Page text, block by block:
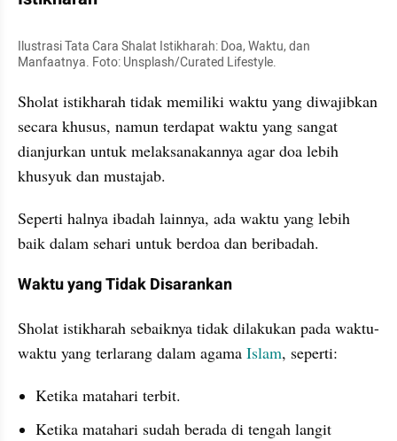
Ilustrasi Tata Cara Shalat Istikharah: Doa, Waktu, dan
Manfaatnya. Foto: Unsplash/Curated Lifestyle.
Sholat istikharah tidak memiliki waktu yang diwajibkan
secara khusus, namun terdapat waktu yang sangat
dianjurkan untuk melaksanakannya agar doa lebih
khusyuk dan mustajab.
Seperti halnya ibadah lainnya, ada waktu yang lebih
baik dalam sehari untuk berdoa dan beribadah.
Waktu yang Tidak Disarankan
Sholat istikharah sebaiknya tidak dilakukan pada waktu-
waktu yang terlarang dalam agama Islam, seperti:
Ketika matahari terbit.
Ketika matahari sudah berada di tengah langit